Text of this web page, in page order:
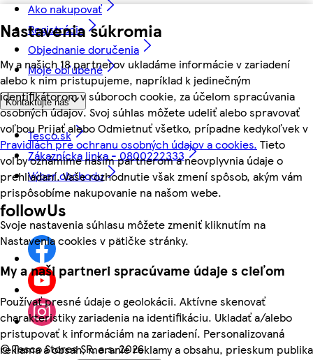
Nastavenia súkromia
My a našich 18 partnerov ukladáme informácie v zariadení
alebo k nim pristupujeme, napríklad k jedinečným
identifikátorom v súboroch cookie, za účelom spracúvania
osobných údajov. Svoj súhlas môžete udeliť alebo spravovať
voľbou Prijať alebo Odmietnuť všetko, prípadne kedykoľvek v
Pravidlách pre ochranu osobných údajov a cookies. Tieto
voľby oznámime našim partnerom a neovplyvnia údaje o
prehliadaní. Vaše rozhodnutie však zmení spôsob, akým vám
prispôsobíme nakupovanie na našom webe.
Svoje nastavenia súhlasu môžete zmeniť kliknutím na
Nastavenia cookies v pätičke stránky.
My a naši partneri spracúvame údaje s cieľom
Používať presné údaje o geolokácii. Aktívne skenovať
charakteristiky zariadenia na identifikáciu. Ukladať a/alebo
pristupovať k informáciám na zariadení. Personalizovaná
reklama a obsah, meranie reklamy a obsahu, prieskum publika
Ako nakupovať
Registrácia
Objednanie doručenia
Moje obľúbené
Kontaktujte nás
Tesco.sk
Zákaznícka linka - 0800222333
Výber obchodu
followUs
©Tesco Stores SR, a.s. 2026